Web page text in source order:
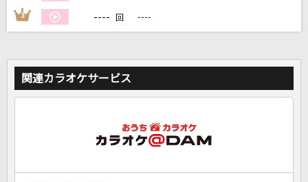
自宅でカラオケ歌い放題！
家族や友達と一緒に！練習にも！
3 ---- 回 ----
関連カラオケサービス